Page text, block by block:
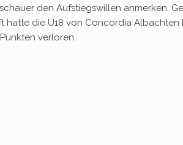
den Aufstiegswillen anmerken.
hatte die U18 von Concordia
verloren.